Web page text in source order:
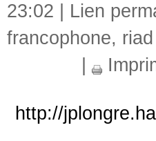
23:02 | Lien
francophone,
http://